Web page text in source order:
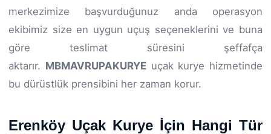
merkezimize başvurduğunuz anda operasyon
ekibimiz size en uygun uçuş seçeneklerini ve buna
göre teslimat süresini şeffafça
aktarır. MBMAVRUPAKURYEuçak kurye hizmetinde
bu dürüstlük prensibini her zaman korur.
Erenköy Uçak Kurye İçin Hangi Tür